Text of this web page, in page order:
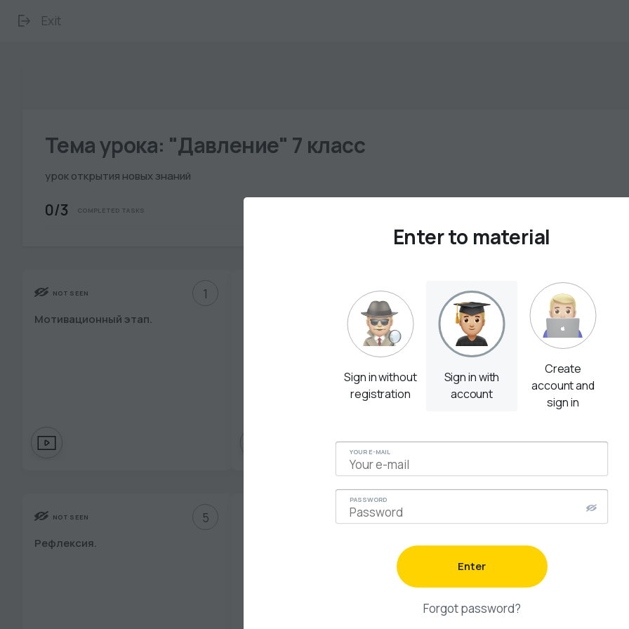
Exit
Тема урока: "Давление" 7 класс
урок открытия новых знаний
0/3 COMPLETED TASKS
NOT SEEN 1
Мотивационный этап.
NOT SEEN
Первичное осмысление и
закрепление изученного
материала
NOT SEEN 5
Рефлексия.
Enter to material
Sign in without
registration
Sign in with
account
Create
account and
sign in
YOUR E-MAIL
PASSWORD
Enter
Forgot password?